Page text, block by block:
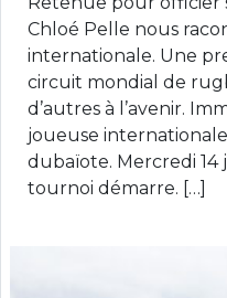
Chloé Pelle nous
internationale. Une
circuit mondial de
d’autres à l’avenir.
joueuse
dubaïote. Mercredi 14
tournoi démarre. […]